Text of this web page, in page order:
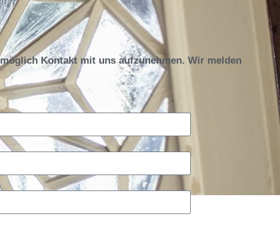
Kontakt mit uns aufzunehmen. Wir melden